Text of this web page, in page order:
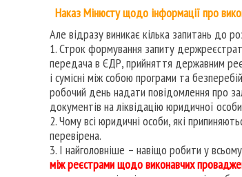
Наказ Мінюсту щодо інформації про
Але відразу виникає кілька запитань до
1. Строк формування запиту
передача в ЄДР, прийняття державним
і сумісні між собою програми та
робочий день надати повідомлення про
документів на ліквідацію юридичної
2. Чому всі юридичні особи, які
перевірена.
3. І найголовніше – навіщо робити у
між реєстрами щодо виконавчих